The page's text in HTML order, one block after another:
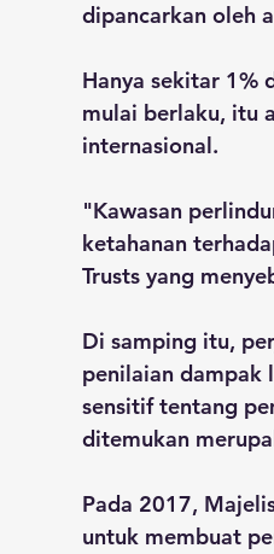
dipancarkan oleh
Hanya sekitar 1%
mulai berlaku, itu
internasional.
"Kawasan
ketahanan
Trusts yang
Di samping itu,
penilaian dampak
sensitif tentang
ditemukan
Pada 2017,
untuk membuat